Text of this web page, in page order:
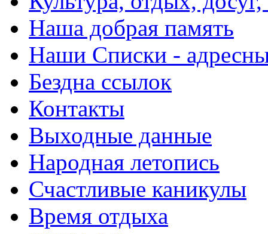
Наша добрая память
Наши Списки -
Бездна ссылок
Контакты
Выходные данные
Народная летопись
Счастливые каникулы
Время отдыха